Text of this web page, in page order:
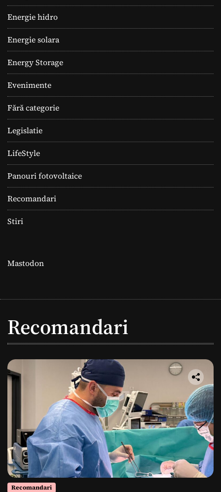
Energie hidro
Energie solara
Energy Storage
Evenimente
Fără categorie
Legislatie
LifeStyle
Panouri fotovoltaice
Recomandari
Stiri
Mastodon
Recomandari
Recomandari